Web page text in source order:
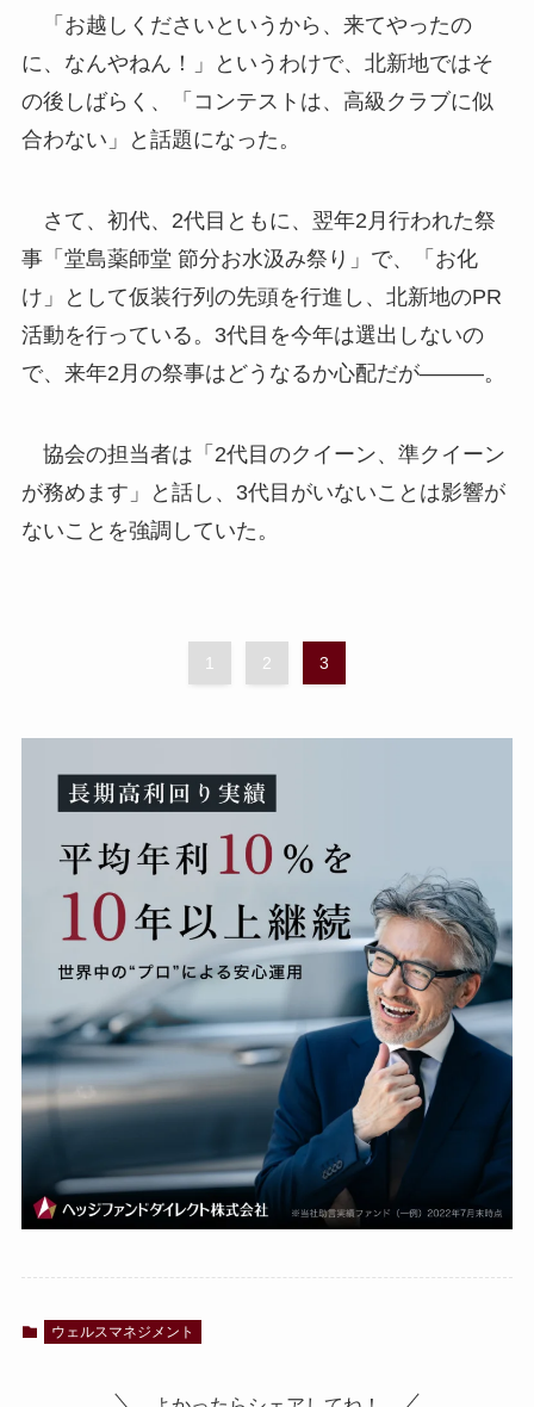
「お越しくださいというから、来てやったの
に、なんやねん！」というわけで、北新地ではそ
の後しばらく、「コンテストは、高級クラブに似
合わない」と話題になった。
さて、初代、2代目ともに、翌年2月行われた祭
事「堂島薬師堂 節分お水汲み祭り」で、「お化
け」として仮装行列の先頭を行進し、北新地のPR
活動を行っている。3代目を今年は選出しないの
で、来年2月の祭事はどうなるか心配だが―――。
協会の担当者は「2代目のクイーン、準クイーン
が務めます」と話し、3代目がいないことは影響が
ないことを強調していた。
1 2 3
ウェルスマネジメント